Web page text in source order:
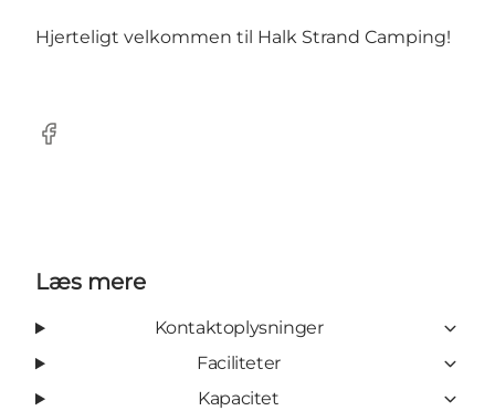
Hjerteligt velkommen til Halk Strand Camping!
Facebook
Læs mere
Kontaktoplysninger
Faciliteter
Kapacitet